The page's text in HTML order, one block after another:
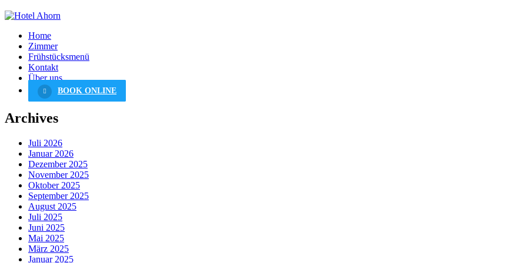
Home
Zimmer
Frühstücksmenü
Kontakt
Über uns
BOOK ONLINE
Archives
Juli 2026
Januar 2026
Dezember 2025
November 2025
Oktober 2025
September 2025
August 2025
Juli 2025
Juni 2025
Mai 2025
März 2025
Januar 2025